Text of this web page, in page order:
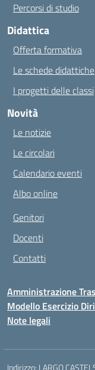
Percorsi di studio
Didattica
Offerta formativa
Le schede didattiche
I progetti delle classi
Novità
Le notizie
Le circolari
Calendario eventi
Albo online
Genitori
Docenti
Contatti
Amministrazione
Modello Esercizio
Note legali
Indirizzo: LARGO